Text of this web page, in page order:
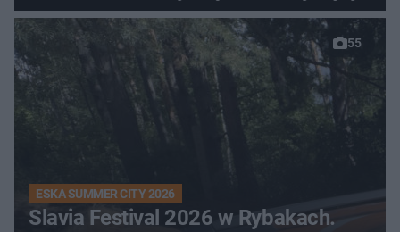
55
ESKA SUMMER CITY 2026
Slavia Festival 2026 w Rybakach.